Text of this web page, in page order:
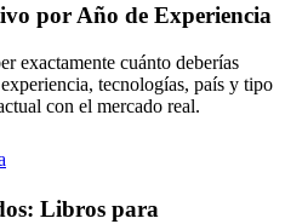
por Año de Experiencia
exactamente cuánto deberías
tecnologías, país y tipo
con el mercado real.
Libros para